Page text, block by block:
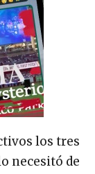
los tres
necesitó de